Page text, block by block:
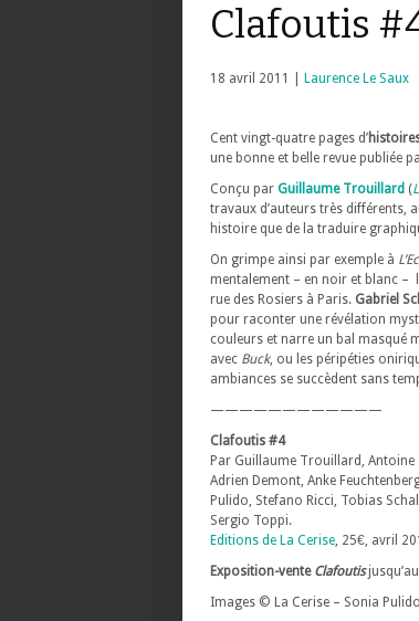
Clafoutis
18 avril 2011 | Laurence Le Saux
Cent vingt-quatre pages d’
une bonne et belle revue publiée
Conçu par Guillaume Trouillard (
travaux d’auteurs très différents,
histoire que de la traduire
On grimpe ainsi par exemple à
mentalement – en noir et blanc –
rue des Rosiers à Paris. Gabriel
pour raconter une révélation
couleurs et narre un bal masqué
avec Buck, ou les péripéties
ambiances se succèdent sans
————————————
Clafoutis #4
Par Guillaume Trouillard, Antoine
Adrien Demont, Anke
Pulido, Stefano Ricci, Tobias
Sergio Toppi.
Editions de La Cerise, 25€, avril
Exposition-vente Clafoutis
Images © La Cerise – Sonia